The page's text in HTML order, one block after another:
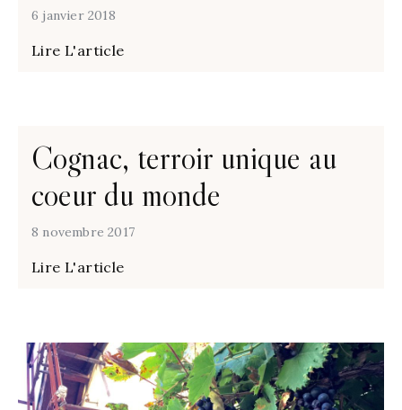
6 janvier 2018
Lire L'article
Cognac, terroir unique au
coeur du monde
8 novembre 2017
Lire L'article